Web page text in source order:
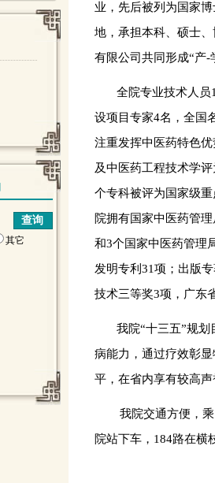
其它
业，先后被列为国家
地，承担本科、硕士
有限公司共同形成“产
全院专业技术人员
设项目专家4名，全国
注重发挥中医药特色
及中医药工程技术学
个专科被评为国家级
院拥有国家中医药管
和3个国家中医药管理
发明专利31项；出版
技术三等奖3项，广东
我院“十三五”规划
病能力，通过疗效彰
平，在省内享有较高
我院交通方便，乘
院站下车， 184路在横